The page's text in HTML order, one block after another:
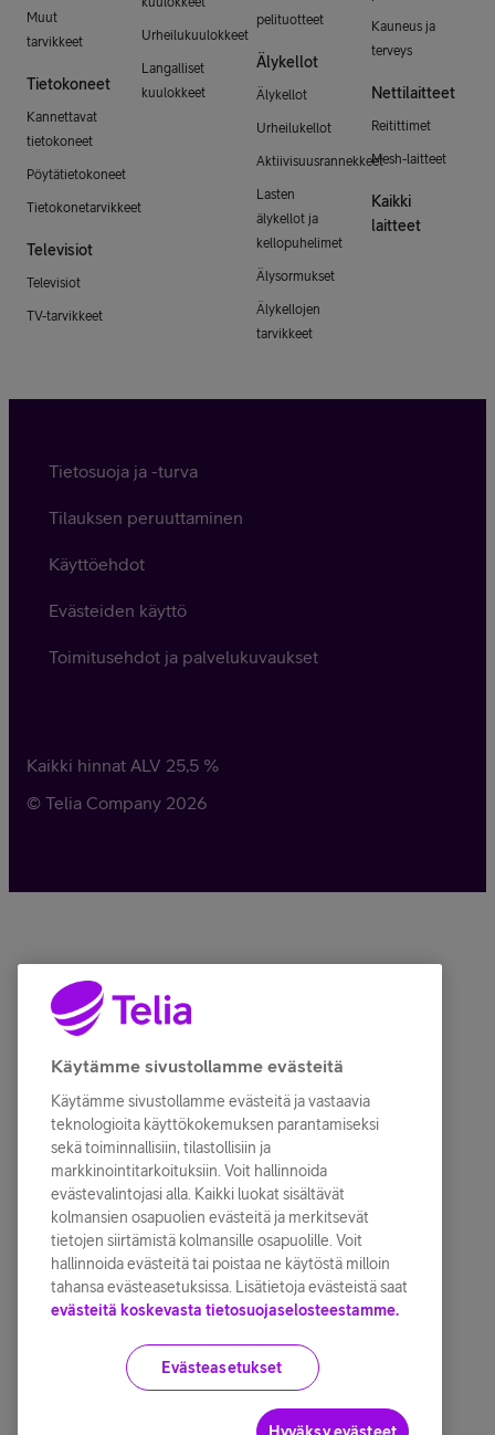
Muut
tarvikkeet
Tietokoneet
Kannettavat
tietokoneet
Pöytätietokoneet
Tietokonetarvikkeet
Televisiot
Televisiot
TV-tarvikkeet
Urheilukuulokkeet
Langalliset
kuulokkeet
pelituotteet
Älykellot
Älykellot
Urheilukellot
Aktiivisuusrannekkeet
Lasten
älykellot ja
kellopuhelimet
Älysormukset
Älykellojen
tarvikkeet
Kauneus ja
terveys
Nettilaitteet
Reitittimet
Mesh-laitteet
Kaikki
laitteet
Tietosuoja ja -turva
Tilauksen peruuttaminen
Käyttöehdot
Evästeiden käyttö
Toimitusehdot ja palvelukuvaukset
Kaikki hinnat ALV 25,5 %
© Telia Company 2026
Käytämme sivustollamme evästeitä
Käytämme sivustollamme evästeitä ja vastaavia
teknologioita käyttökokemuksen parantamiseksi
sekä toiminnallisiin, tilastollisiin ja
markkinointitarkoituksiin. Voit hallinnoida
evästevalintojasi alla. Kaikki luokat sisältävät
kolmansien osapuolien evästeitä ja merkitsevät
tietojen siirtämistä kolmansille osapuolille. Voit
hallinnoida evästeitä tai poistaa ne käytöstä milloin
tahansa evästeasetuksissa. Lisätietoja evästeistä saat
evästeitä koskevasta tietosuojaselosteestamme.
Evästeasetukset